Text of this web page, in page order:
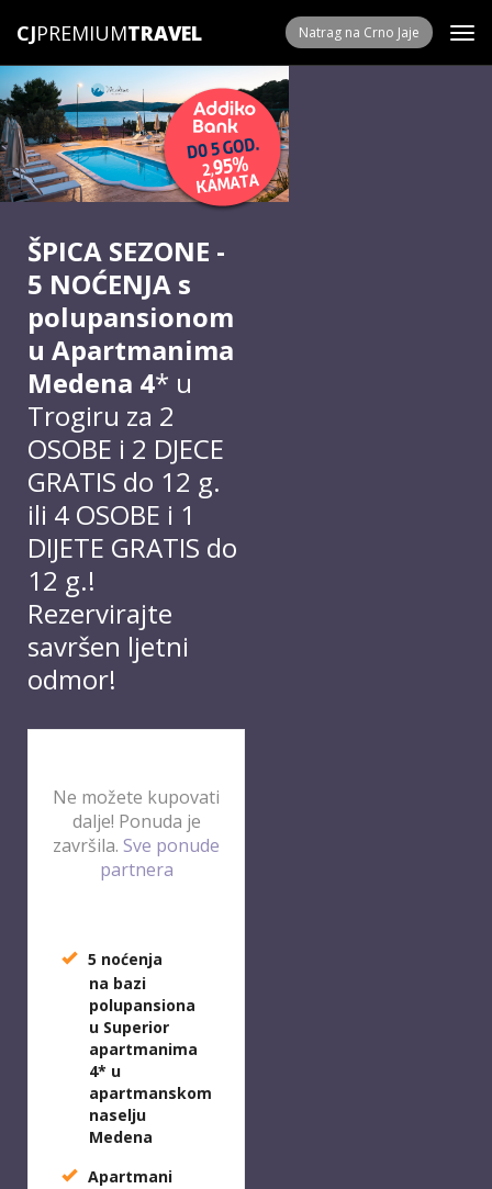
CJPREMIUM Natrag na Crno Jaje
ŠPICA SEZONE -
5 NOĆENJA s
polupansionom
u Apartmanima
Medena 4* u
Trogiru za 2
OSOBE i 2 DJECE
GRATIS do 12 g.
ili 4 OSOBE i 1
DIJETE GRATIS do
12 g.!
Rezervirajte
savršen ljetni
odmor!
Ne možete kupovati
dalje! Ponuda je
završila. Sve ponude
partnera
5 noćenja
na bazi
polupansiona
u Superior
apartmanima
4* u
apartmanskom
naselju
Medena
Apartmani